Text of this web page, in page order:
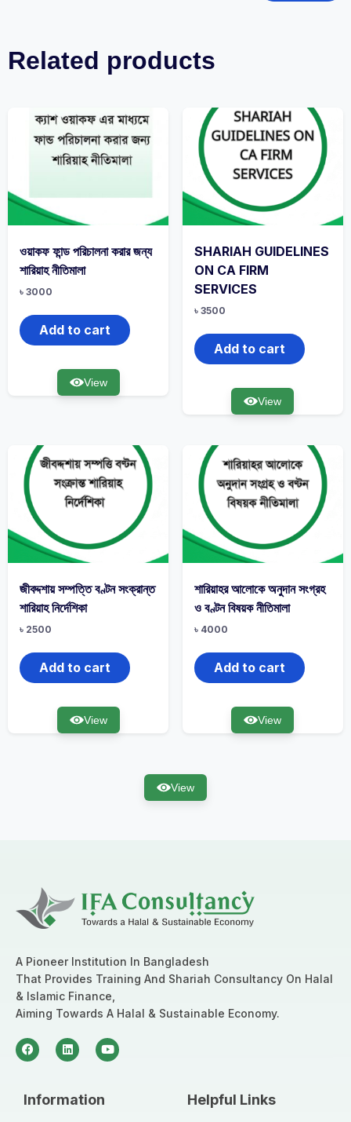
Related products
ওয়াকফ ফান্ড পরিচালনা করার জন্য
শারিয়াহ নীতিমালা
৳ 3000
Add to cart
View
SHARIAH GUIDELINES
ON CA FIRM
SERVICES
৳ 3500
Add to cart
View
জীবদ্দশায় সম্পত্তি বণ্টন সংক্রান্ত
শারিয়াহ নির্দেশিকা
৳ 2500
Add to cart
View
শারিয়াহর আলোকে অনুদান সংগ্রহ
ও বণ্টন বিষয়ক নীতিমালা
৳ 4000
Add to cart
View
View
A Pioneer Institution In Bangladesh
That Provides Training And Shariah Consultancy On Halal
& Islamic Finance,
Aiming Towards A Halal & Sustainable Economy.
Information Helpful Links